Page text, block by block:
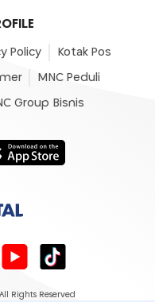
Policy Kotak Pos
MNC Peduli
Group Bisnis
Rights Reserved